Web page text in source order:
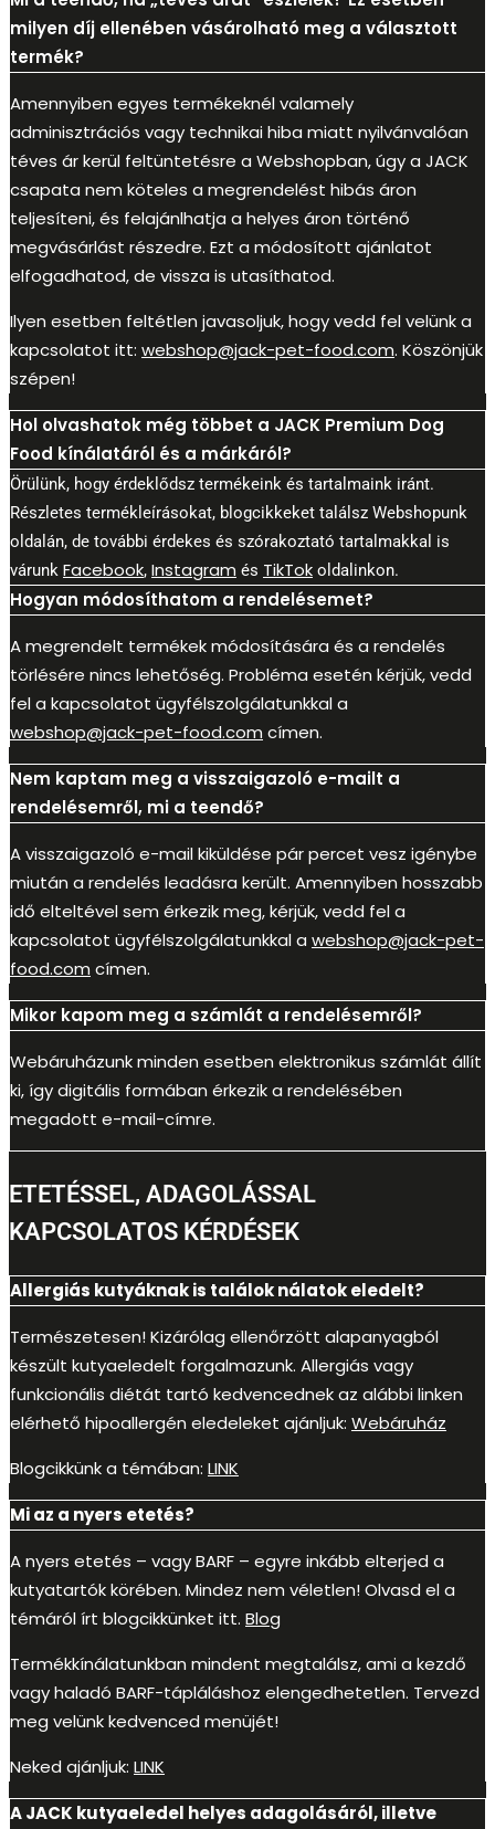
milyen díj ellenében vásárolható meg a választott
termék?
Amennyiben egyes termékeknél valamely
adminisztrációs vagy technikai hiba miatt nyilvánvalóan
téves ár kerül feltüntetésre a Webshopban, úgy a JACK
csapata nem köteles a megrendelést hibás áron
teljesíteni, és felajánlhatja a helyes áron történő
megvásárlást részedre. Ezt a módosított ajánlatot
elfogadhatod, de vissza is utasíthatod.
Ilyen esetben feltétlen javasoljuk, hogy vedd fel velünk a
kapcsolatot itt: webshop@jack-pet-food.com. Köszönjük
szépen!
Hol olvashatok még többet a JACK Premium Dog
Food kínálatáról és a márkáról?
Örülünk, hogy érdeklődsz termékeink és tartalmaink iránt.
Részletes termékleírásokat, blogcikkeket találsz Webshopunk
oldalán, de további érdekes és szórakoztató tartalmakkal is
várunk Facebook, Instagram és TikTok oldalinkon.
Hogyan módosíthatom a rendelésemet?
A megrendelt termékek módosítására és a rendelés
törlésére nincs lehetőség. Probléma esetén kérjük, vedd
fel a kapcsolatot ügyfélszolgálatunkkal a
webshop@jack-pet-food.com címen.
Nem kaptam meg a visszaigazoló e-mailt a
rendelésemről, mi a teendő?
A visszaigazoló e-mail kiküldése pár percet vesz igénybe
miután a rendelés leadásra került. Amennyiben hosszabb
idő elteltével sem érkezik meg, kérjük, vedd fel a
kapcsolatot ügyfélszolgálatunkkal a webshop@jack-pet-
food.com címen.
Mikor kapom meg a számlát a rendelésemről?
Webáruházunk minden esetben elektronikus számlát állít
ki, így digitális formában érkezik a rendelésében
megadott e-mail-címre.
ETETÉSSEL, ADAGOLÁSSAL
KAPCSOLATOS KÉRDÉSEK
Allergiás kutyáknak is találok nálatok eledelt?
Természetesen! Kizárólag ellenőrzött alapanyagból
készült kutyaeledelt forgalmazunk. Allergiás vagy
funkcionális diétát tartó kedvencednek az alábbi linken
elérhető hipoallergén eledeleket ajánljuk: Webáruház
Blogcikkünk a témában: LINK
Mi az a nyers etetés?
A nyers etetés – vagy BARF – egyre inkább elterjed a
kutyatartók körében. Mindez nem véletlen! Olvasd el a
témáról írt blogcikkünket itt. Blog
Termékkínálatunkban mindent megtalálsz, ami a kezdő
vagy haladó BARF-tápláláshoz elengedhetetlen. Tervezd
meg velünk kedvenced menüjét!
Neked ajánljuk: LINK
A JACK kutyaeledel helyes adagolásáról, illetve